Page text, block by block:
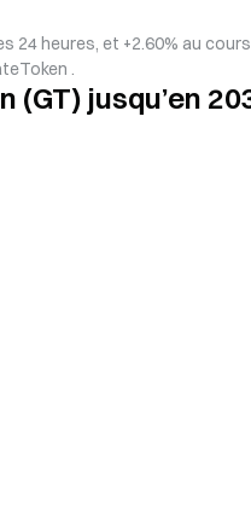
24 heures, et +2.60% au
.
(GT) jusqu’en